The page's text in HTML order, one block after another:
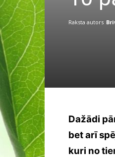
Raksta autors
Dažādi
bet arī
kuri no